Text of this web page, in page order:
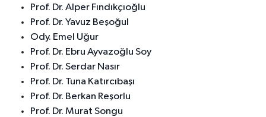
Prof. Dr. Alper Fındıkçıoğlu
Prof. Dr. Yavuz Beşoğul
Ody. Emel Uğur
Prof. Dr. Ebru Ayvazoğlu Soy
Prof. Dr. Serdar Nasır
Prof. Dr. Tuna Katırcıbaşı
Prof. Dr. Berkan Reşorlu
Prof. Dr. Murat Songu